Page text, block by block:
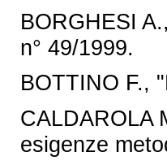
BORGHESI
n° 49/1999.
BOTTINO F.,
CALDAROLA
esigenze